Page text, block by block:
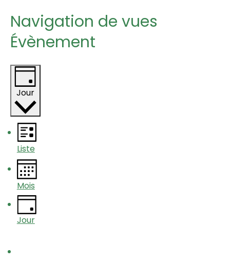
Navigation de vues
Évènement
Jour
Liste
Mois
Jour